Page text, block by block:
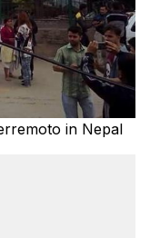
in Nepal